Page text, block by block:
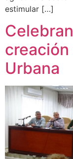
estimular […]
Urbana